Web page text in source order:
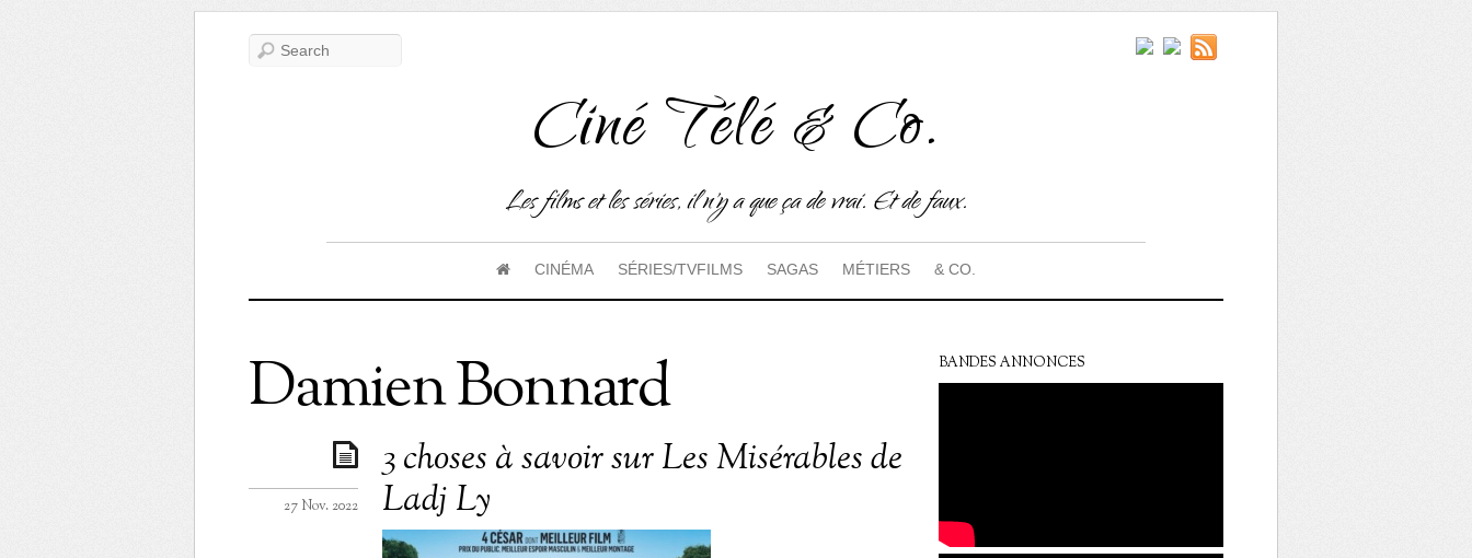
Ciné Télé & Co.
Les films et les séries, il n'y a que ça de vrai. Et de faux.
CINÉMA SÉRIES/TVFILMS SAGAS MÉTIERS & CO.
Damien Bonnard
3 choses à savoir sur Les Misérables de
Ladj Ly
27 Nov. 2022
BANDES ANNONCES